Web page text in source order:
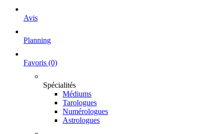
Avis
Planning
Favoris (0)
Spécialités
Médiums
Tarologues
Numérologues
Astrologues